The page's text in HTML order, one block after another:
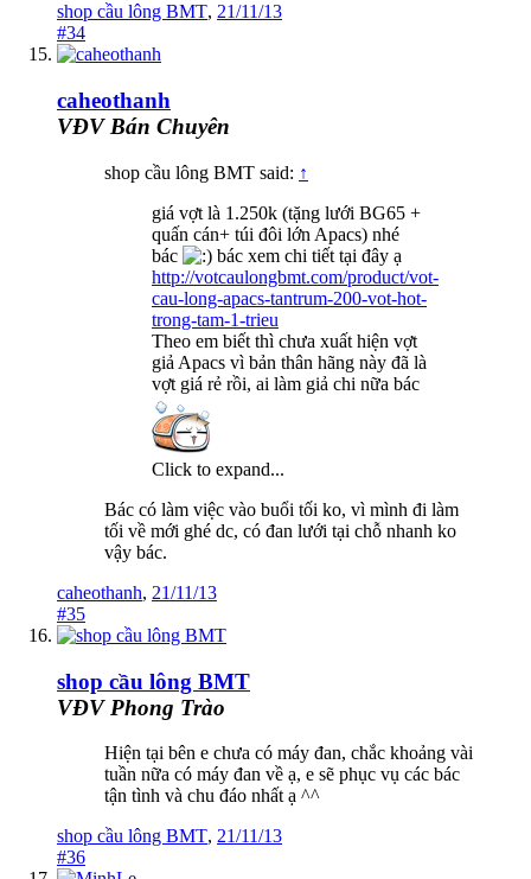
shop cầu lông BMT, 21/11/13
#34
caheothanh
VĐV Bán Chuyên
shop cầu lông BMT said: ↑
giá vợt là 1.250k (tặng lưới BG65 +
quấn cán+ túi đôi lớn Apacs) nhé
bác
bác xem chi tiết tại đây ạ
http://votcaulongbmt.com/product/vot-
cau-long-apacs-tantrum-200-vot-hot-
trong-tam-1-trieu
Theo em biết thì chưa xuất hiện vợt
giả Apacs vì bản thân hãng này đã là
vợt giá rẻ rồi, ai làm giả chi nữa bác
Click to expand...
Bác có làm việc vào buổi tối ko, vì mình đi làm
tối về mới ghé dc, có đan lưới tại chỗ nhanh ko
vậy bác.
caheothanh, 21/11/13
#35
shop cầu lông BMT
VĐV Phong Trào
Hiện tại bên e chưa có máy đan, chắc khoảng vài
tuần nữa có máy đan về ạ, e sẽ phục vụ các bác
tận tình và chu đáo nhất ạ ^^
shop cầu lông BMT, 21/11/13
#36